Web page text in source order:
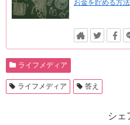
お金を貯める方法
ライフメディア
ライフメディア 答え
シェ